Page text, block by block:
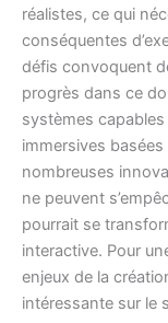
réalistes, ce qui
conséquentes
défis convoquent
progrès dans ce
systèmes
immersives
nombreuses
ne peuvent
pourrait se
interactive. Pour
enjeux de la
intéressante sur le